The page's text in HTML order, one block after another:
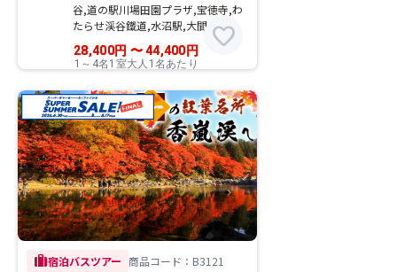
谷,道の駅川場田園プラザ,宝徳寺,わ
たらせ渓谷鐵道,水沼駅,大間々駅
28,400円 〜44,400 円
1～4名1室大人1名あたり
favorite
trip宿泊バスツアー 商品コード：B3121